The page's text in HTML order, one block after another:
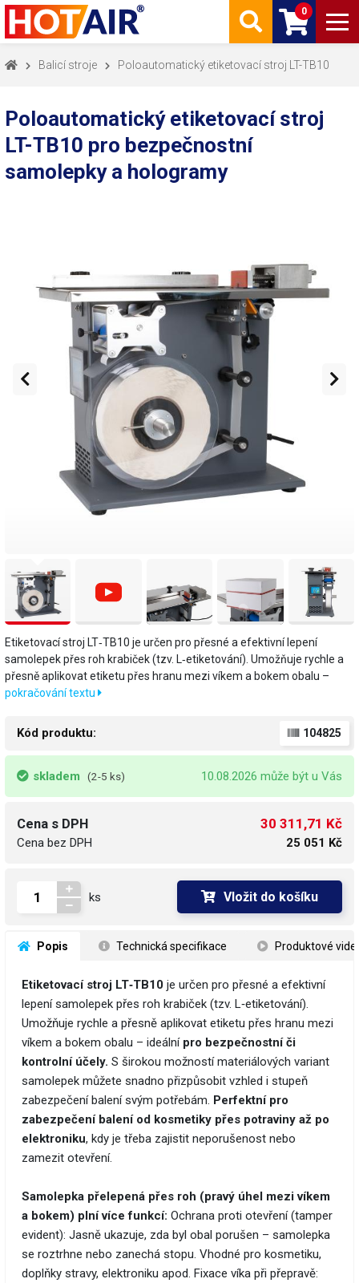
0
Balicí stroje Poloautomatický etiketovací stroj LT-TB10
Poloautomatický etiketovací stroj
LT-TB10 pro bezpečnostní
samolepky a hologramy
Etiketovací stroj LT‑TB10 je určen pro přesné a efektivní lepení
samolepek přes roh krabiček (tzv. L‑etiketování). Umožňuje rychle a
přesně aplikovat etiketu přes hranu mezi víkem a bokem obalu –
pokračování textu
Kód produktu: 104825
skladem (2-5 ks) 10.08.2026 může být u Vás
Cena s DPH
Cena bez DPH
30 311,71 Kč
25 051 Kč
ks Vložit do košíku
Popis Technická specifikace Produktové
Etiketovací stroj LT‑TB10 je určen pro přesné a efektivní
lepení samolepek přes roh krabiček (tzv. L‑etiketování).
Umožňuje rychle a přesně aplikovat etiketu přes hranu mezi
víkem a bokem obalu – ideální pro bezpečnostní či
kontrolní účely. S širokou možností materiálových variant
samolepek můžete snadno přizpůsobit vzhled i stupeň
zabezpečení balení svým potřebám. Perfektní pro
zabezpečení balení od kosmetiky přes potraviny až po
elektroniku, kdy je třeba zajistit neporušenost nebo
zamezit otevření.
Samolepka přelepená přes roh (pravý úhel mezi víkem
a bokem) plní více funkcí: Ochrana proti otevření (tamper
evident): Jasně ukazuje, zda byl obal porušen – samolepka
se roztrhne nebo zanechá stopu. Vhodné pro kosmetiku,
doplňky stravy, elektroniku apod. Fixace víka při přepravě: